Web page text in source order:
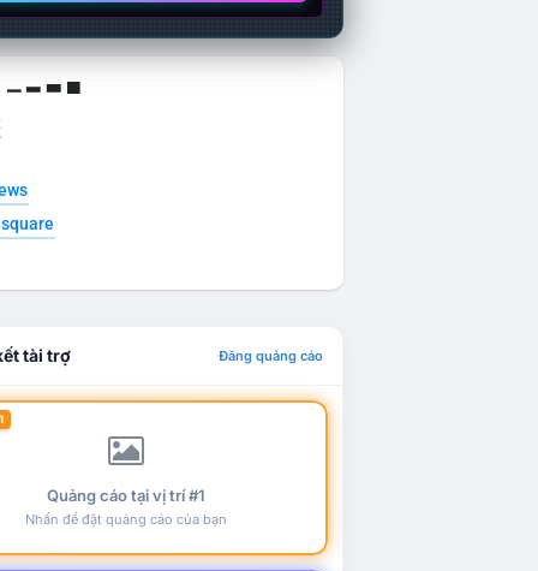
▁ ▂ ▃ ▄
tài trợ Đăng quảng cáo
Quảng cáo tại vị trí #1
Nhấn để đặt quảng cáo của bạn